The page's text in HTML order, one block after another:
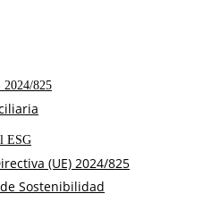
2024/825
ESG
(UE) 2024/825
Sostenibilidad